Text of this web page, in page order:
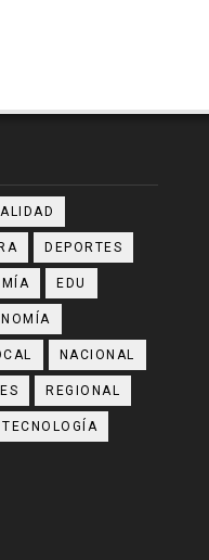
DEPORTES
EDU
NACIONAL
REGIONAL
TECNOLOGÍA